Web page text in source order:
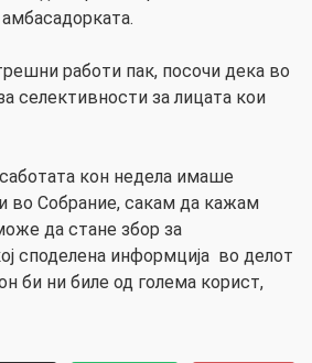
амбасадорката.
работи пак, посочи дека во
селективности за лицата кои
кон недела имаше
во Собрание, сакам да кажам
да стане збор за
споделена информција во делот
би ни биле од голема корист,